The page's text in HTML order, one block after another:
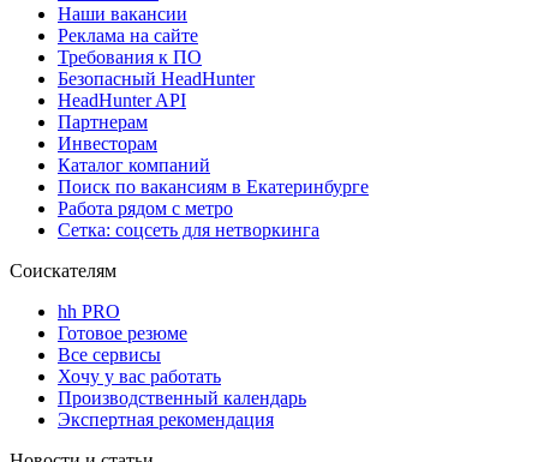
Наши вакансии
Реклама на сайте
Требования к ПО
Безопасный HeadHunter
HeadHunter API
Партнерам
Инвесторам
Каталог компаний
Поиск по вакансиям в Екатеринбурге
Работа рядом с метро
Сетка: соцсеть для нетворкинга
Соискателям
hh PRO
Готовое резюме
Все сервисы
Хочу у вас работать
Производственный календарь
Экспертная рекомендация